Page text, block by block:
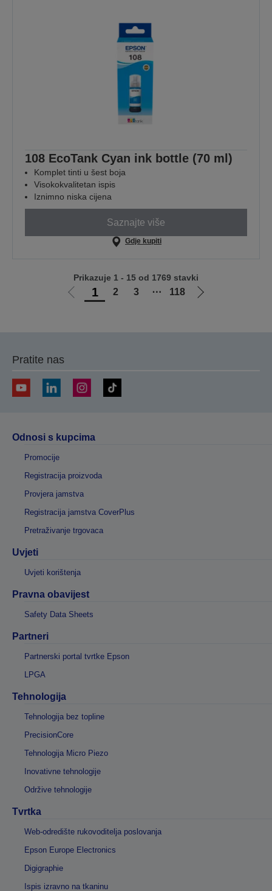
108 EcoTank Cyan ink bottle (70 ml)
Komplet tinti u šest boja
Visokokvalitetan ispis
Iznimno niska cijena
Saznajte više
Gdje kupiti
Idi
1 2 3 ⋯ 118
Idi
Prikazuje 1 - 15 od 1769 stavki
Pratite nas
Odnosi s kupcima
Promocije
Registracija proizvoda
Provjera jamstva
Registracija jamstva CoverPlus
Pretraživanje trgovaca
Uvjeti
Uvjeti korištenja
Pravna obavijest
Safety Data Sheets
Partneri
Partnerski portal tvrtke Epson
LPGA
Tehnologija
Tehnologija bez topline
PrecisionCore
Tehnologija Micro Piezo
Inovativne tehnologije
Održive tehnologije
Tvrtka
Web-odredište rukovoditelja poslovanja
Epson Europe Electronics
Digigraphie
Ispis izravno na tkaninu